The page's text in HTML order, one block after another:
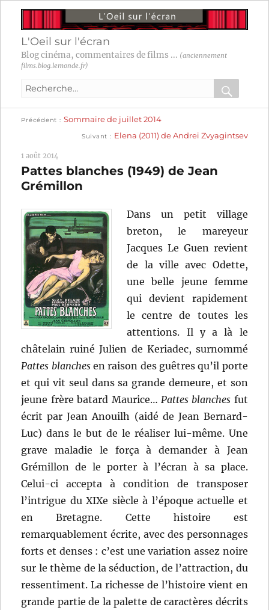
L'Oeil sur l'écran
Blog cinéma, commentaires de films ... (anciennement
films.blog.lemonde.fr)
Recherche
:
OK
Navigation
l’article
Précédent
précédente :
Sommaire de juillet 2014
Suivant
suivante :
Elena (2011) de Andrei Zvyagintsev
1 août 2014
Pattes blanches (1949) de Jean
Grémillon
Dans un petit village
breton, le mareyeur
Jacques Le Guen revient
de la ville avec Odette,
une belle jeune femme
qui devient rapidement
le centre de toutes les
attentions. Il y a là le
châtelain ruiné Julien de Keriadec, surnommé
Pattes blanchesen raison des guêtres qu’il porte
et qui vit seul dans sa grande demeure, et son
jeune frère batard Maurice… Pattes blanches fut
écrit par Jean Anouilh (aidé de Jean Bernard-
Luc) dans le but de le réaliser lui-même. Une
grave maladie le força à demander à Jean
Grémillon de le porter à l’écran à sa place.
Celui-ci accepta à condition de transposer
l’intrigue du XIXe siècle à l’époque actuelle et
en Bretagne. Cette histoire est
remarquablement écrite, avec des personnages
forts et denses : c’est une variation assez noire
sur le thème de la séduction, de l’attraction, du
ressentiment. La richesse de l’histoire vient en
grande partie de la palette de caractères décrits